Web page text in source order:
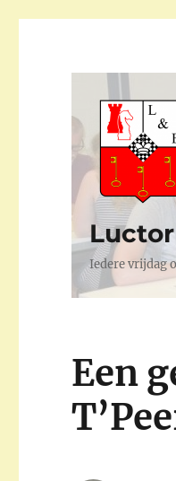
Iedere vrijdag
Een